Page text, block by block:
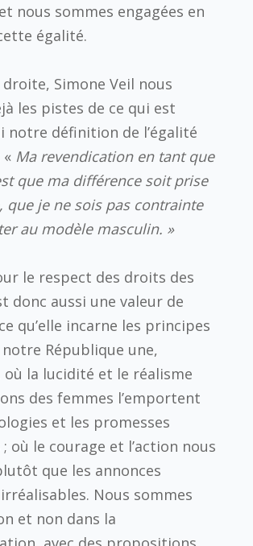
nous sommes engagées en
égalité.
droite, Simone Veil nous
les pistes de ce qui est
notre définition de l’égalité
« Ma revendication en tant que
que ma différence soit prise
que je ne sois pas contrainte
au modèle masculin. »
le respect des droits des
donc aussi une valeur de
qu’elle incarne les principes
République une,
où la lucidité et le réalisme
des femmes l’emportent
et les promesses
où le courage et l’action nous
que les annonces
Nous sommes
et non dans la